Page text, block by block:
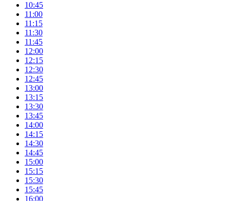
10:45
11:00
11:15
11:30
11:45
12:00
12:15
12:30
12:45
13:00
13:15
13:30
13:45
14:00
14:15
14:30
14:45
15:00
15:15
15:30
15:45
16:00